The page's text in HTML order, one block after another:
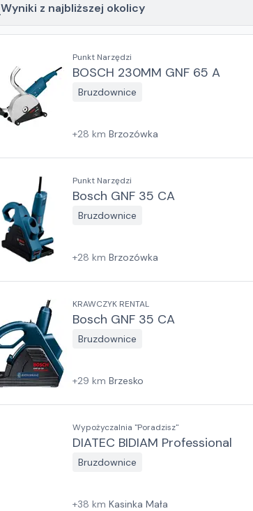
Wyniki z najbliższej okolicy
Punkt Narzędzi
BOSCH 230MM GNF 65 A
Bruzdownice
+28 km Brzozówka
Punkt Narzędzi
Bosch GNF 35 CA
Bruzdownice
+28 km Brzozówka
KRAWCZYK RENTAL
Bosch GNF 35 CA
Bruzdownice
+29 km Brzesko
Wypożyczalnia "Poradzisz"
DIATEC BIDIAM Professional
Bruzdownice
+38 km Kasinka Mała